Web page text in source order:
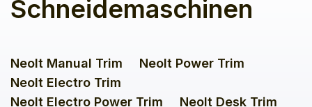
Schneidemaschinen
Neolt Manual Trim
Neolt Power Trim
Neolt Electro Trim
Neolt Electro Power Trim
Neolt Desk Trim